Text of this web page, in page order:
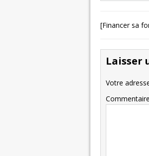
[Financer sa
Laisser
Votre
Commentaire